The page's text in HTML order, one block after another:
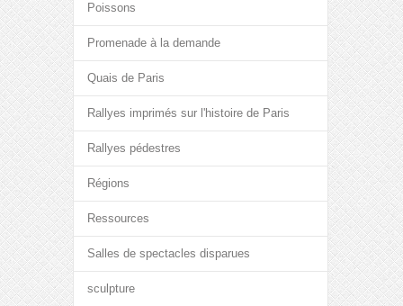
Poissons
Promenade à la demande
Quais de Paris
Rallyes imprimés sur l'histoire de Paris
Rallyes pédestres
Régions
Ressources
Salles de spectacles disparues
sculpture